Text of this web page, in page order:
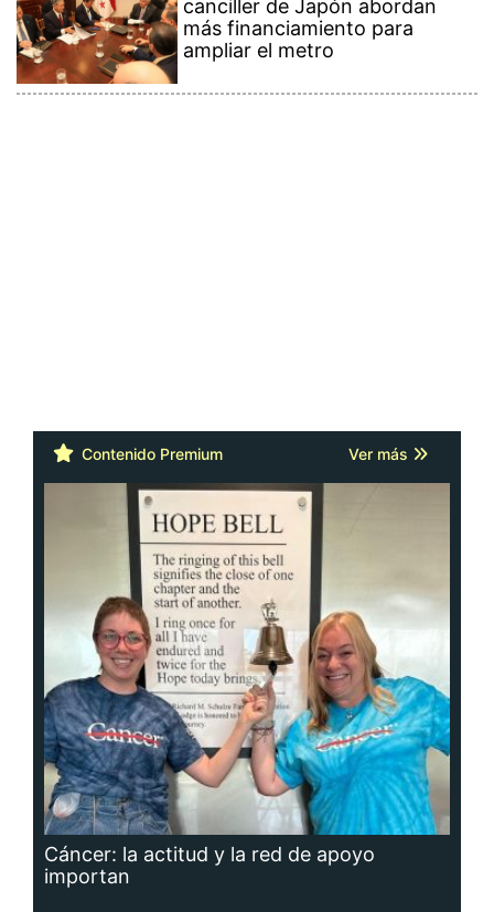
canciller de Japón abordan
más financiamiento para
ampliar el metro
Contenido Premium Ver más
Cáncer: la actitud y la red de apoyo
importan